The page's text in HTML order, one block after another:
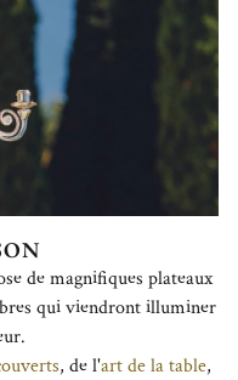
de magnifiques plateaux
qui viendront illuminer
, de l'art de la table,